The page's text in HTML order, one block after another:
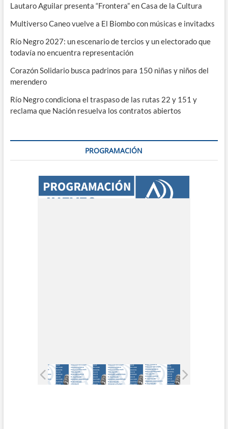
Lautaro Aguilar presenta “Frontera” en Casa de la Cultura
Multiverso Caneo vuelve a El Biombo con músicas e invitadxs
Río Negro 2027: un escenario de tercios y un electorado que
todavía no encuentra representación
Corazón Solidario busca padrinos para 150 niñas y niños del
merendero
Río Negro condiciona el traspaso de las rutas 22 y 151 y
reclama que Nación resuelva los contratos abiertos
PROGRAMACIÓN